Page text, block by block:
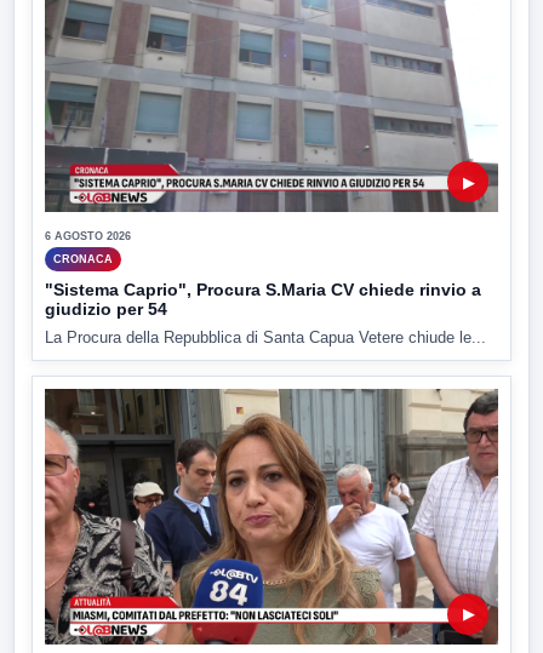
▶
6 AGOSTO 2026
CRONACA
"Sistema Caprio", Procura S.Maria CV chiede rinvio a
giudizio per 54
La Procura della Repubblica di Santa Capua Vetere chiude le...
▶